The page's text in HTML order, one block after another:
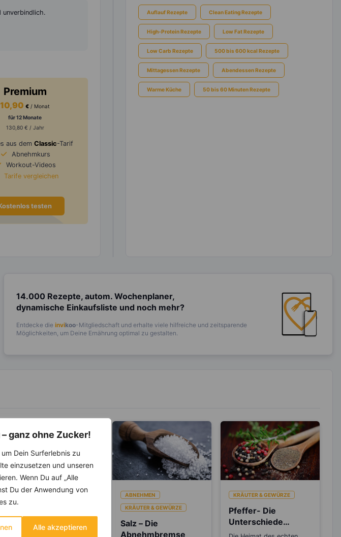
ganz ohne Zucker!
Dein Surferlebnis zu
einzusetzen und unseren
Wenn Du auf „Alle
Du der Anwendung von
zu.
Alle akzeptieren
unverbindlich.
Premium
10,90€ / Monat
für 12 Monate
130,80 € / Jahr
aus dem Classic-Tarif
Abnehmkurs
Workout-Videos
Tarife vergleichen
testen
Auflauf Rezepte Clean Eating Rezepte
High-Protein Rezepte Low Fat Rezepte
Low Carb Rezepte 500 bis 600 kcal Rezepte
Mittagessen Rezepte Abendessen Rezepte
Warme Küche 50 bis 60 Minuten Rezepte
14.000 Rezepte, autom. Wochenplaner,
dynamische Einkaufsliste und noch mehr?
Entdecke die invikoo-Mitgliedschaft und erhalte viele hilfreiche und zeitsparende
Möglichkeiten, um Deine Ernährung optimal zu gestalten.
LEBENSMITTEL
Antibiotikum und
ABNEHMEN
KRÄUTER & GEWÜRZE
Salz – Die
Abnehmbremse
KRÄUTER & GEWÜRZE
Pfeffer- Die
Unterschiede
zwischen den